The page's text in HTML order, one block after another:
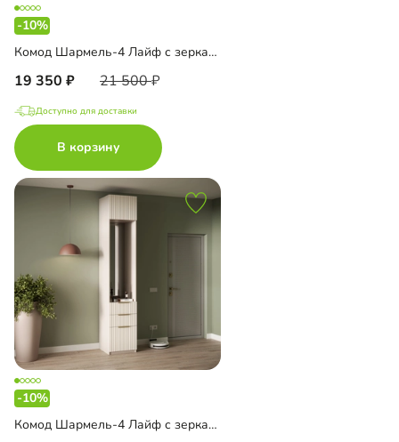
-10%
Комод Шармель-4 Лайф с зеркалом
19 350 21 500
Доступно для доставки
В корзину
-10%
Комод Шармель-4 Лайф с зеркалом и антресолью